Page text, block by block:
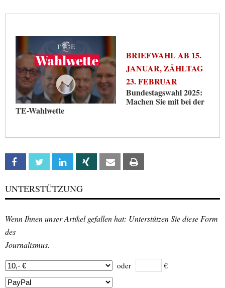
BRIEFWAHL AB 15.
JANUAR, ZÄHLTAG
23. FEBRUAR
Bundestagswahl 2025:
Machen Sie mit bei der
TE-Wahlwette
Facebook Twitter Linkedin Xing Email
UNTERSTÜTZUNG
Wenn Ihnen unser Artikel gefallen hat: Unterstützen Sie diese Form
des
Journalismus.
oder €